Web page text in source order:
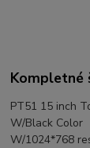
Kompletné
PT51 15 inch
W/Black Color
W/1024*768